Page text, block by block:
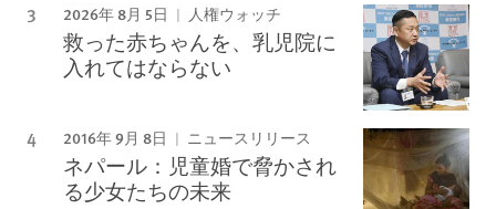
2026年 8月 5日 人権ウォッチ
救った赤ちゃんを、乳児院に
入れてはならない
2016年 9月 8日 ニュースリリース
ネパール：児童婚で脅かされ
る少女たちの未来